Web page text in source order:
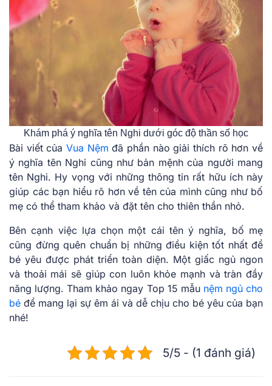
Khám phá ý nghĩa tên Nghi dưới góc độ thần số học
Bài viết của Vua Nệm đã phần nào giải thích rõ hơn về
ý nghĩa tên Nghi cũng như bản mệnh của người mang
tên Nghi. Hy vọng với những thông tin rất hữu ích này
giúp các bạn hiểu rõ hơn về tên của mình cũng như bố
mẹ có thể tham khảo và đặt tên cho thiên thần nhỏ.
Bên cạnh việc lựa chọn một cái tên ý nghĩa, bố mẹ
cũng đừng quên chuẩn bị những điều kiện tốt nhất để
bé yêu được phát triển toàn diện. Một giấc ngủ ngon
và thoải mái sẽ giúp con luôn khỏe mạnh và tràn đầy
năng lượng. Tham khảo ngay Top 15 mẫu nệm ngủ cho
bé để mang lại sự êm ái và dễ chịu cho bé yêu của bạn
nhé!
5/5 - (1 đánh giá)